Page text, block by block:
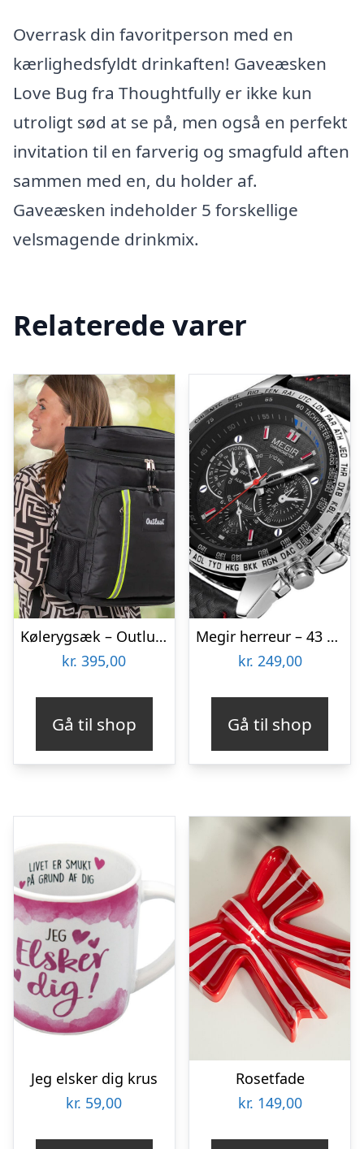
Overrask din favoritperson med en
kærlighedsfyldt drinkaften! Gaveæsken
Love Bug fra Thoughtfully er ikke kun
utroligt sød at se på, men også en perfekt
invitation til en farverig og smagfuld aften
sammen med en, du holder af.
Gaveæsken indeholder 5 forskellige
velsmagende drinkmix.
Relaterede varer
Kølerygsæk – Outlust
kr. 395,00
Gå til shop
Megir herreur – 43 mm
kr. 249,00
Gå til shop
Jeg elsker dig krus
kr. 59,00
Rosetfade
kr. 149,00